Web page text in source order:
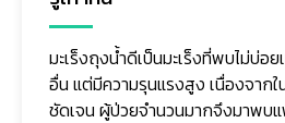
มะเร็งถุงน้ำดีเป็นมะเร็งที่พบไม่บ่อ
อื่น แต่มีความรุนแรงสูง เนื่องจากใ
ชัดเจน ผู้ป่วยจำนวนมากจึงมาพบแ